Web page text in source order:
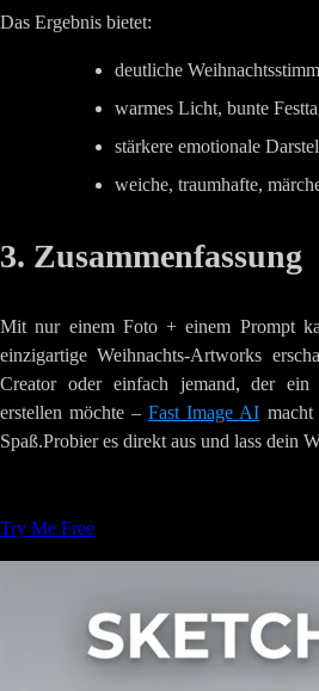
Das Ergebnis bietet:
deutliche
warmes Licht, bunte
stärkere emotionale
weiche, traumhafte,
3. Zusammenfassung
Mit nur einem Foto + einem Prompt
einzigartige Weihnachts-Artworks
Creator oder einfach jemand, der ein
erstellen möchte –Fast Image AI
Spaß.Probier es direkt aus und lass dein
Try Me Free